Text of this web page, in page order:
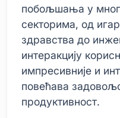
побољшања у
секторима, од
здравства до
интеракцију
импресивније и
повећава
продуктивност.